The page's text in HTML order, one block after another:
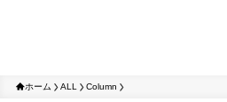
ホーム ALL Column